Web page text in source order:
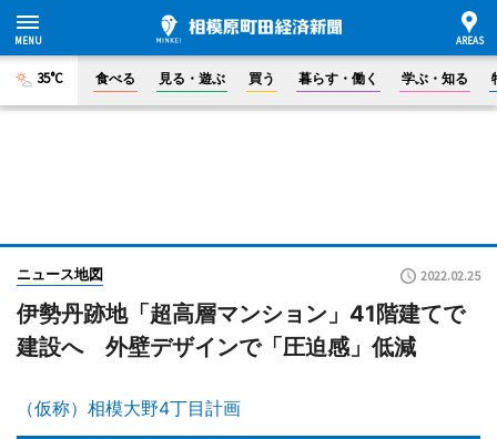
35°C 食べる 見る・遊ぶ 買う 暮らす・働く 学ぶ・知る
ニュース地図 2022.02.25
伊勢丹跡地「超高層マンション」41階建てで
建設へ 外壁デザインで「圧迫感」低減
（仮称）相模大野4丁目計画